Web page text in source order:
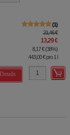
1
21,46 €
13,29 €
8,17 €(38%)
443,00 €pro 1 l
Details